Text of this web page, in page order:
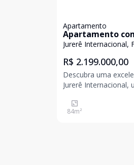
Apartamento
Apartamento
banheiros com 1
Jurerê Internacional,
R$ 2.199.000,00
Descubra uma
Jurerê Internacional,
Pontal de Jurerê, na
Braunsperger, este
84m²